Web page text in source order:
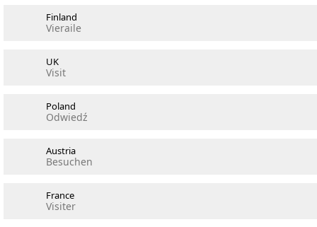
Finland
Vieraile
UK
Visit
Poland
Odwiedź
Austria
Besuchen
France
Visiter